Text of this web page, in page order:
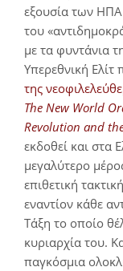
εξουσία των
του
με τα φυντάνια
Υπερεθνική
της
The New World
Revolution and
εκδοθεί και στα
μεγαλύτερο
επιθετική
εναντίον κάθε
Τάξη το οποίο
κυριαρχία του.
παγκόσμια